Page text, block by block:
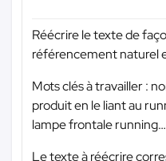
Réécrire le texte de
référencement naturel
Mots clés à travailler :
produit en le liant au
lampe frontale
Le texte à réécrire